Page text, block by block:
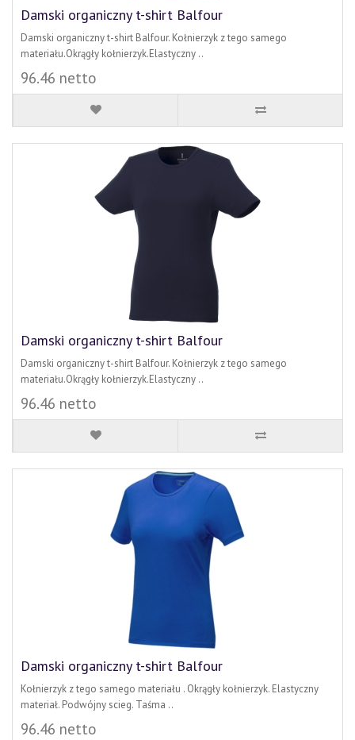
Damski organiczny t-shirt Balfour
Damski organiczny t-shirt Balfour. Kołnierzyk z tego samego
materiału.Okrągły kołnierzyk.Elastyczny ..
96.46 netto
Damski organiczny t-shirt Balfour
Damski organiczny t-shirt Balfour. Kołnierzyk z tego samego
materiału.Okrągły kołnierzyk.Elastyczny ..
96.46 netto
Damski organiczny t-shirt Balfour
Kołnierzyk z tego samego materiału . Okrągły kołnierzyk. Elastyczny
materiał. Podwójny scieg. Taśma ..
96.46 netto